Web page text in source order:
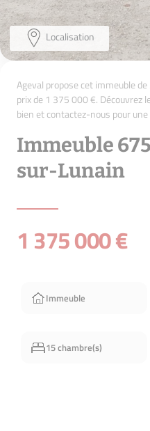
Localisation
Ageval propose cet immeuble
prix de 1 375 000 €. Découvrez
bien et contactez-nous pour
Immeuble
sur-Lunain
1 375 000 €
Immeuble
15 chambre(s)